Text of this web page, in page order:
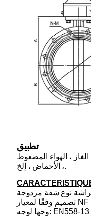
تطبيق
الغاز ، الهواء المضغوط
، الأحماض ، إلخ.
تصميم وفقًا لمعيار NF EN 593. ضيق في كلا الاتجاهين.